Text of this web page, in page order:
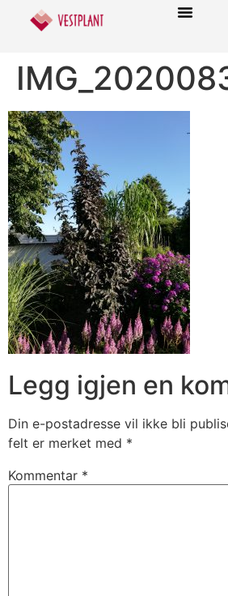
Legg igjen en
Din e-postadresse vil ikke bli
felt er merket med *
Kommentar *